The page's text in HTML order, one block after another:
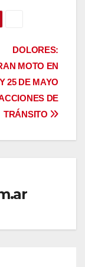
DOLORES:
MOTO EN
25 DE MAYO
DE
TRÁNSITO